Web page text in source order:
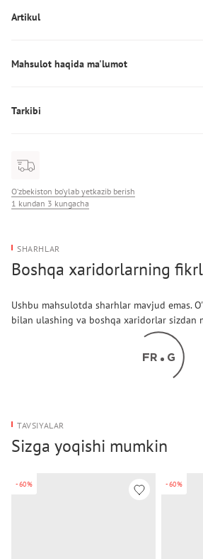
Artikul
Mahsulot haqida ma'lumot
Mahkamlagich: bog‘ichlar
Tarkibi
Patak: 100% tekstil
Tagcharm: 100% rezina
O‘zbekiston bo‘ylab yetkazib berish
1 kundan 3 kungacha
SHARHLAR
Boshqa xaridorlarning
Ushbu mahsulotda sharhlar mavjud emas.
bilan ulashing va boshqa xaridorlar sizdan
TAVSIYALAR
Sizga yoqishi mumkin
-60% -60%